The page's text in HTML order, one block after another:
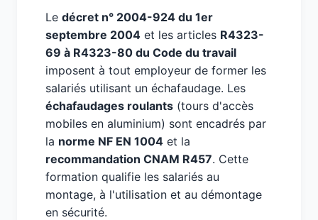
Le décret n° 2004-924 du 1er
septembre 2004 et les articles R4323-
69 à R4323-80 du Code du travail
imposent à tout employeur de former les
salariés utilisant un échafaudage. Les
échafaudages roulants (tours d'accès
mobiles en aluminium) sont encadrés par
la norme NF EN 1004 et la
recommandation CNAM R457. Cette
formation qualifie les salariés au
montage, à l'utilisation et au démontage
en sécurité.